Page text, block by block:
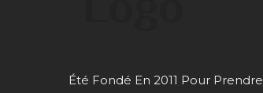
Été Fondé En 2011 Pour Prendre